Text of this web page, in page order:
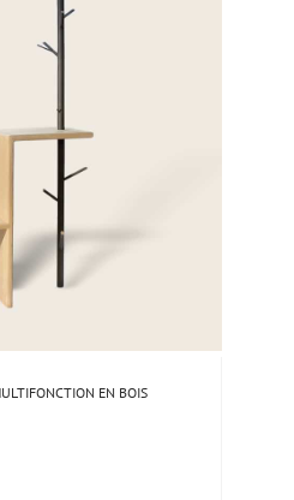
EN BOIS